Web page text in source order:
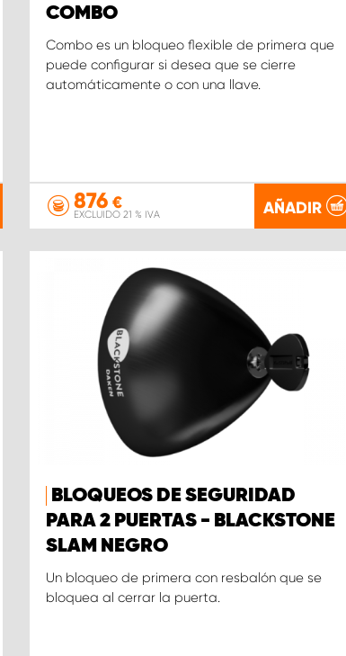
COMBO
Combo es un bloqueo flexible de primera que
puede configurar si desea que se cierre
automáticamente o con una llave.
876€
EXCLUIDO 21 % IVA AÑADIR
BLOQUEOS DE SEGURIDAD
PARA 2 PUERTAS - BLACKSTONE
SLAM NEGRO
Un bloqueo de primera con resbalón que se
bloquea al cerrar la puerta.